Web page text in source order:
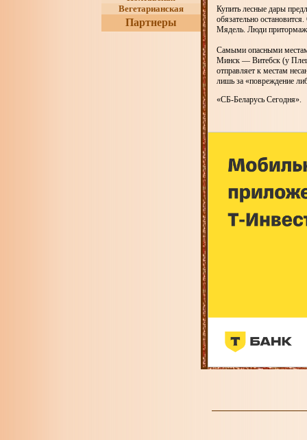
Вегетарианская
Партнеры
Купить лесные дары
обязательно
Мядель. Люди
Самыми опасными
Минск — Витебск (у
отправляет к местам
лишь за «повреждение
«СБ-Беларусь Сегодня».